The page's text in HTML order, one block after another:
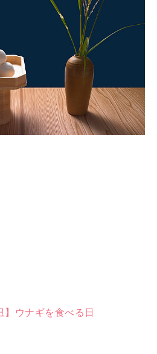
】ウナギを食べる日